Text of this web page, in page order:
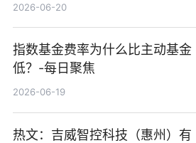
2026-06-20
指数基金费率为什么比主动基金
低？-每日聚焦
2026-06-19
热文：吉威智控科技（惠州）有